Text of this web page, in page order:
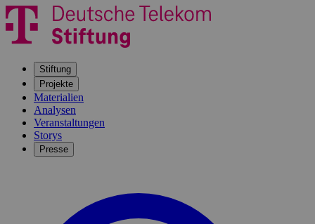
Stiftung
Projekte
Materialien
Analysen
Veranstaltungen
Storys
Presse